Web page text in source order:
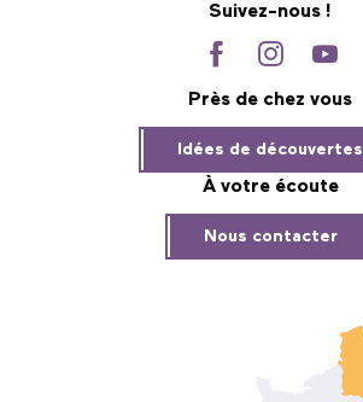
Suivez-nous !
Près de chez vous
Idées de découvertes
À votre écoute
Nous contacter